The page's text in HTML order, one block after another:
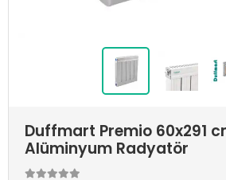
Duffmart Premio 60x291
Alüminyum Radyatör